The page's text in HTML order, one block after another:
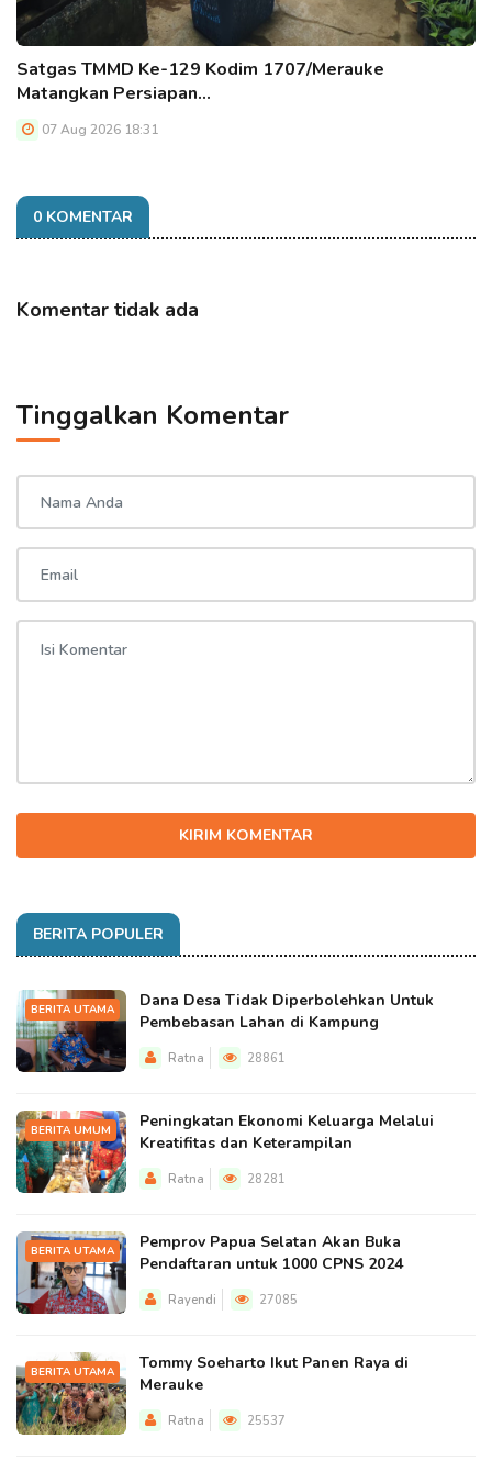
Satgas TMMD Ke-129 Kodim 1707/Merauke
Matangkan Persiapan…
07 Aug 2026 18:31
0 KOMENTAR
Komentar tidak ada
Tinggalkan Komentar
KIRIM KOMENTAR
BERITA POPULER
BERITA UTAMA
Dana Desa Tidak Diperbolehkan Untuk
Pembebasan Lahan di Kampung
Ratna 28861
BERITA UMUM
Peningkatan Ekonomi Keluarga Melalui
Kreatifitas dan Keterampilan
Ratna 28281
BERITA UTAMA
Pemprov Papua Selatan Akan Buka
Pendaftaran untuk 1000 CPNS 2024
Rayendi 27085
BERITA UTAMA
Tommy Soeharto Ikut Panen Raya di
Merauke
Ratna 25537